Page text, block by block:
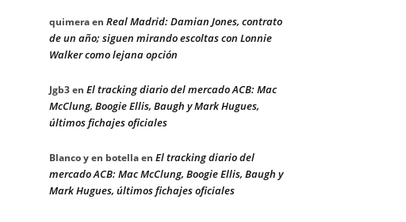
quimeraen Real Madrid: Damian Jones, contrato
de un año; siguen mirando escoltas con Lonnie
Walker como lejana opción
Jgb3en El tracking diario del mercado ACB: Mac
McClung, Boogie Ellis, Baugh y Mark Hugues,
últimos fichajes oficiales
Blanco y en botellaen El tracking diario del
mercado ACB: Mac McClung, Boogie Ellis, Baugh y
Mark Hugues, últimos fichajes oficiales